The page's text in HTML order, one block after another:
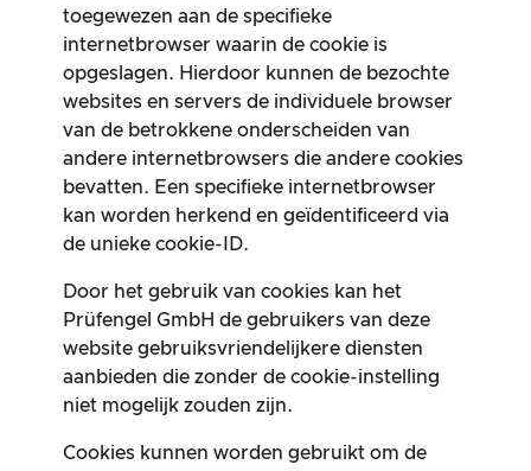
toegewezen aan de specifieke
internetbrowser waarin de cookie is
opgeslagen. Hierdoor kunnen de bezochte
websites en servers de individuele browser
van de betrokkene onderscheiden van
andere internetbrowsers die andere cookies
bevatten. Een specifieke internetbrowser
kan worden herkend en geïdentificeerd via
de unieke cookie-ID.
Door het gebruik van cookies kan het
Prüfengel GmbH de gebruikers van deze
website gebruiksvriendelijkere diensten
aanbieden die zonder de cookie-instelling
niet mogelijk zouden zijn.
Cookies kunnen worden gebruikt om de